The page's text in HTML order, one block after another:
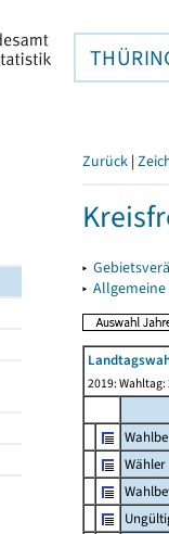
Zurück |
▸
▸
2019:
Wähler